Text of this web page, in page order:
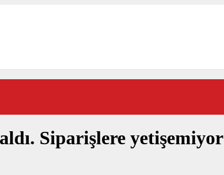
Siparişlere yetişemiyor